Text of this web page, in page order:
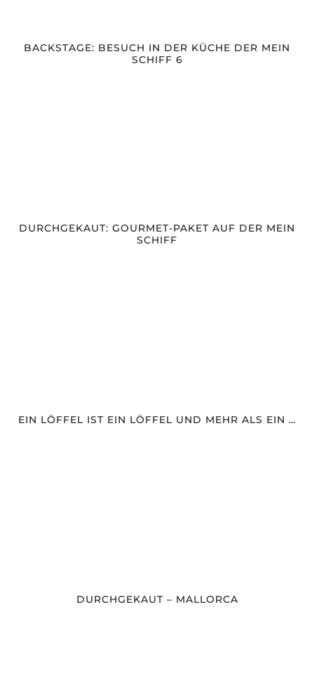
BACKSTAGE: BESUCH IN DER KÜCHE DER MEIN
SCHIFF 6
DURCHGEKAUT: GOURMET-PAKET AUF DER MEIN
SCHIFF
EIN LÖFFEL IST EIN LÖFFEL UND MEHR ALS EIN …
DURCHGEKAUT – MALLORCA